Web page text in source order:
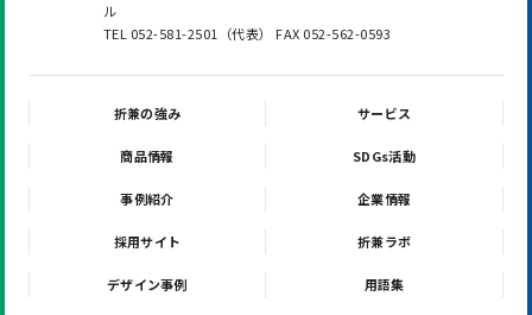
ル
TEL 052-581-2501（代表） FAX 052-562-0593
折兼の強み サービス
商品情報 SDGs活動
事例紹介 企業情報
採用サイト 折兼ラボ
デザイン事例 用語集